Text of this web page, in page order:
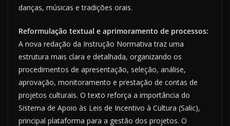
danças, músicas e tradições orais.
Reformulação textual e aprimoramento de processos:
A nova redação da Instrução Normativa traz uma
estrutura mais clara e detalhada, organizando os
procedimentos de apresentação, seleção, análise,
aprovação, monitoramento e prestação de contas de
projetos culturais. O texto reforça a importância do
Sistema de Apoio às Leis de Incentivo à Cultura (Salic),
principal plataforma para a gestão dos projetos. O